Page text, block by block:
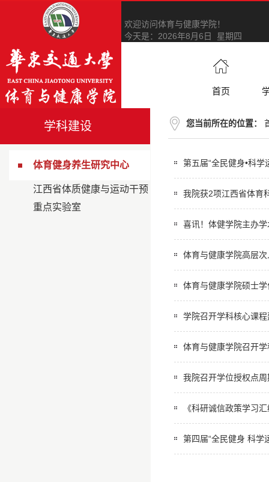
欢迎访问体育与健康学院！
今天是： 2026年8月6日 星期四
首页
学科建设
体育健身养生研究中心
江西省体质健康与运动干预
重点实验室
您当前所在的位置：
第五届“全民健身•科
我院获2项江西省体育
喜讯！体健学院主办
体育与健康学院高层
体育与健康学院硕士
学院召开学科核心课
体育与健康学院召开
我院召开学位授权点
《科研诚信政策学习
第四届“全民健身 科学